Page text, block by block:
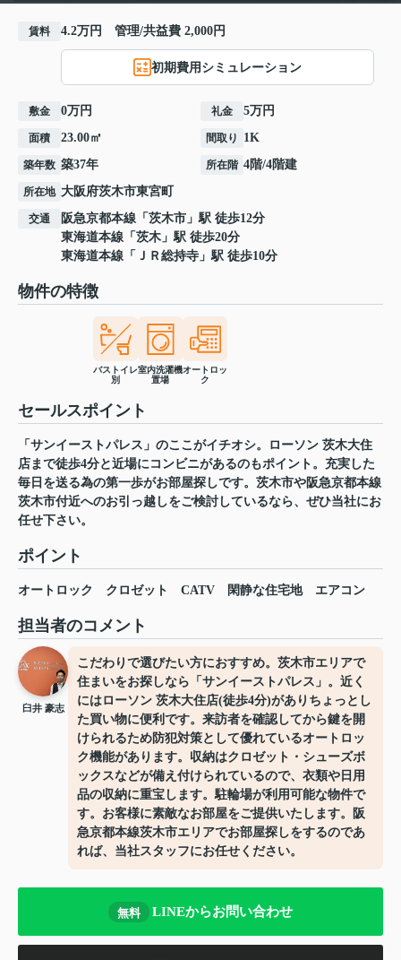
賃料 4.2万円 管理/共益費 2,000円
初期費用シミュレーション
敷金 0万円 礼金 5万円
面積 23.00㎡ 間取り 1K
築年数 築37年 所在階 4階/4階建
所在地 大阪府茨木市東宮町
交通 阪急京都本線 「 茨木市 」駅 徒歩12分
東海道本線 「 茨木 」駅 徒歩20分
東海道本線 「 ＪＲ総持寺 」駅 徒歩10分
物件の特徴
バストイレ
別
室内洗濯機
置場
オートロッ
ク
セールスポイント
「サンイーストパレス」のここがイチオシ。ローソン 茨木大住
店まで徒歩4分と近場にコンビニがあるのもポイント。充実した
毎日を送る為の第一歩がお部屋探しです。茨木市や阪急京都本線
茨木市付近へのお引っ越しをご検討しているなら、ぜひ当社にお
任せ下さい。
ポイント
オートロック クロゼット CATV 閑静な住宅地 エアコン
担当者のコメント
臼井 豪志
こだわりで選びたい方におすすめ。茨木市エリアで
住まいをお探しなら「サンイーストパレス」。近く
にはローソン 茨木大住店(徒歩4分)がありちょっとし
た買い物に便利です。来訪者を確認してから鍵を開
けられるため防犯対策として優れているオートロッ
ク機能があります。収納はクロゼット・シューズボ
ックスなどが備え付けられているので、衣類や日用
品の収納に重宝します。駐輪場が利用可能な物件で
す。お客様に素敵なお部屋をご提供いたします。阪
急京都本線茨木市エリアでお部屋探しをするのであ
れば、当社スタッフにお任せください。
無料 LINEからお問い合わせ